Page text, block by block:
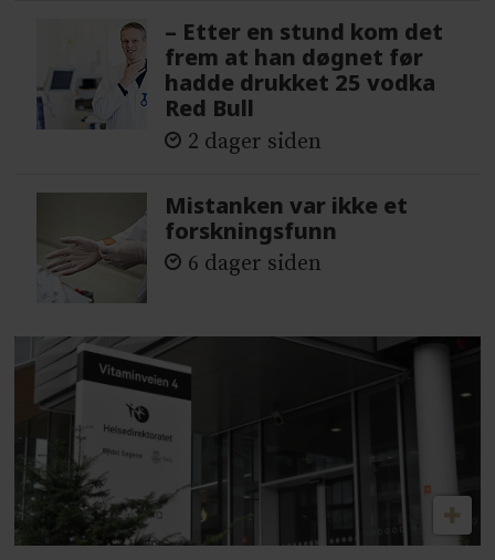
– Etter en stund kom det
frem at han døgnet før
hadde drukket 25 vodka
Red Bull
2 dager siden
Mistanken var ikke et
forskningsfunn
6 dager siden